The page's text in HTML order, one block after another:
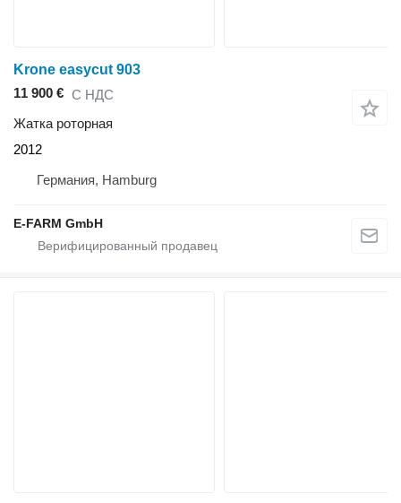
Krone easycut 903
11 900 € С НДС
Жатка роторная
2012
Германия, Hamburg
E-FARM GmbH